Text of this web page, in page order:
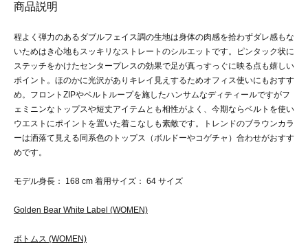
商品説明
程よく弾力のあるダブルフェイス調の生地は身体の肉感を拾わずダレ感もな
いためはき心地もスッキリなストレートのシルエットです。ピンタック状に
ステッチをかけたセンタープレスの効果で足が真っすっぐに映る点も嬉しい
ポイント。ほのかに光沢がありキレイ見えするためオフィス使いにもおすす
め。フロントZIPやベルトループを施したハンサムなディティールですがフ
ェミニンなトップスや短丈アイテムとも相性がよく、今期ならベルトを使い
ウエストにポイントを置いた着こなしも素敵です。トレンドのブラウンカラ
ーは洒落て見える同系色のトップス（ボルドーやコゲチャ）合わせがおすす
めです。
モデル身長： 168 cm 着用サイズ： 64 サイズ
Golden Bear White Label (WOMEN)
ボトムス (WOMEN)